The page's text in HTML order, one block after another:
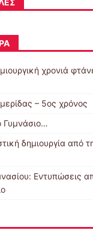
χρονιά
– 5ος χρόνος
Γυμνάσιο…
δημιουργία από
Εντυπώσεις